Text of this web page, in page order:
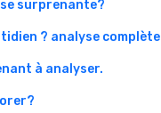
surprenante?
? analyse complète
à analyser.